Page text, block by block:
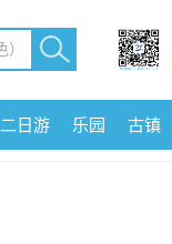
二日游 乐园 古镇